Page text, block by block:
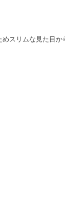
スリムな見た目か